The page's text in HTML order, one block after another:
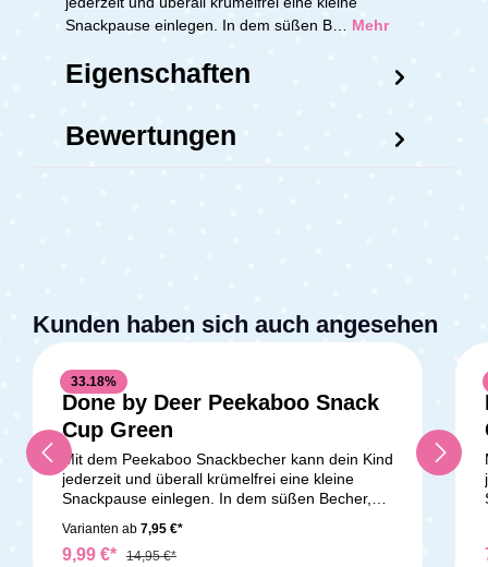
Snackpause einlegen. In dem süßen B… Mehr
Eigenschaften
Bewertungen
Kunden haben sich auch angesehen
33.18%
Done by Deer Peekaboo Snack
Cup Green
Mit dem Peekaboo Snackbecher kann dein Kind
jederzeit und überall krümelfrei eine kleine
Snackpause einlegen. In dem süßen Becher,
Snacks und Kekse Platz. Auch wenn der Becher
einmal umkippt, bleibt alles im Innern. Kleine
Varianten ab 7,95 €*
9,99 €* 14,95 €*